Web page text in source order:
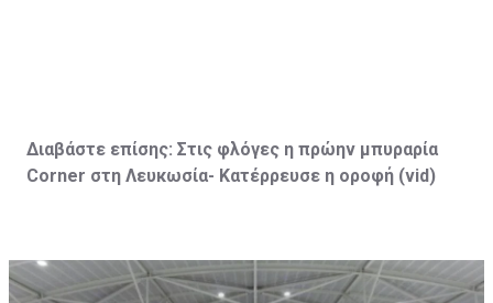
Διαβάστε επίσης: Στις φλόγες η πρώην μπυραρία
Corner στη Λευκωσία- Κατέρρευσε η οροφή (vid)